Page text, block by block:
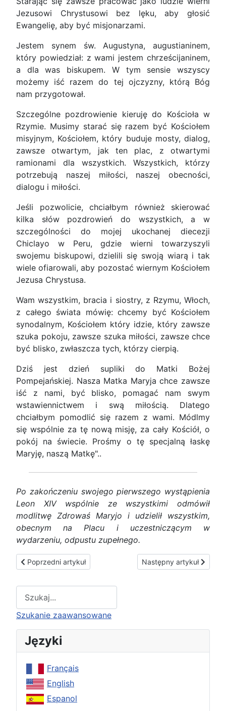
Jezusowi Chrystusowi bez lęku, aby głosić
Ewangelię, aby być misjonarzami.
Jestem synem św. Augustyna, augustianinem,
który powiedział: z wami jestem chrześcijaninem,
a dla was biskupem. W tym sensie wszyscy
możemy iść razem do tej ojczyzny, którą Bóg
nam przygotował.
Szczególne pozdrowienie kieruję do Kościoła w
Rzymie. Musimy starać się razem być Kościołem
misyjnym, Kościołem, który buduje mosty, dialog,
zawsze otwartym, jak ten plac, z otwartymi
ramionami dla wszystkich. Wszystkich, którzy
potrzebują naszej miłości, naszej obecności,
dialogu i miłości.
Jeśli pozwolicie, chciałbym również skierować
kilka słów pozdrowień do wszystkich, a w
szczególności do mojej ukochanej diecezji
Chiclayo w Peru, gdzie wierni towarzyszyli
swojemu biskupowi, dzielili się swoją wiarą i tak
wiele ofiarowali, aby pozostać wiernym Kościołem
Jezusa Chrystusa.
Wam wszystkim, bracia i siostry, z Rzymu, Włoch,
z całego świata mówię: chcemy być Kościołem
synodalnym, Kościołem który idzie, który zawsze
szuka pokoju, zawsze szuka miłości, zawsze chce
być blisko, zwłaszcza tych, którzy cierpią.
Dziś jest dzień supliki do Matki Bożej
Pompejańskiej. Nasza Matka Maryja chce zawsze
iść z nami, być blisko, pomagać nam swym
wstawiennictwem i swą miłością. Dlatego
chciałbym pomodlić się razem z wami. Módlmy
się wspólnie za tę nową misję, za cały Kościół, o
pokój na świecie. Prośmy o tę specjalną łaskę
Maryję, naszą Matkę"..
Po zakończeniu swojego pierwszego wystąpienia
Leon XIV wspólnie ze wszystkimi odmówił
modlitwę Zdrowaś Maryjo i udzielił wszystkim,
obecnym na Placu i uczestniczącym w
wydarzeniu, odpustu zupełnego.
Poprzedni artykuł: Nadzieja
Poprzedni artykuł Następny artykuł:
Następny artykuł
Type 2 or more characters for results.
Szukanie zaawansowane
Języki
Français
English
Espanol